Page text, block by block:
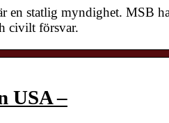
en statlig myndighet. MSB
civilt försvar.
USA –